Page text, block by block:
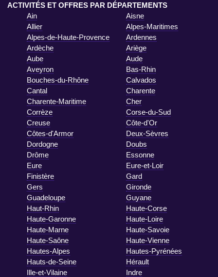
ACTIVITÉS ET OFFRES PAR DÉPARTEMENTS
Ain
Aisne
Allier
Alpes-Maritimes
Alpes-de-Haute-Provence
Ardennes
Ardèche
Ariège
Aube
Aude
Aveyron
Bas-Rhin
Bouches-du-Rhône
Calvados
Cantal
Charente
Charente-Maritime
Cher
Corrèze
Corse-du-Sud
Creuse
Côte-d'Or
Côtes-d'Armor
Deux-Sèvres
Dordogne
Doubs
Drôme
Essonne
Eure
Eure-et-Loir
Finistère
Gard
Gers
Gironde
Guadeloupe
Guyane
Haut-Rhin
Haute-Corse
Haute-Garonne
Haute-Loire
Haute-Marne
Haute-Savoie
Haute-Saône
Haute-Vienne
Hautes-Alpes
Hautes-Pyrénées
Hauts-de-Seine
Hérault
Ille-et-Vilaine
Indre